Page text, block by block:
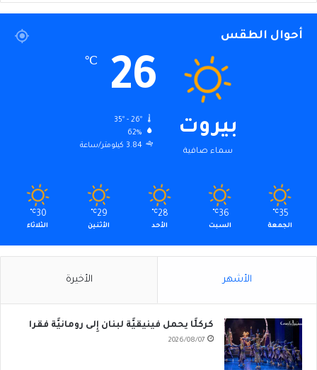
أحوال الطقس
بيروت
سماء صافية
26
℃
35º - 26º
62%
3.84 كيلومتر/ساعة
35
℃
الجمعة
36
℃
السبت
28
℃
الأحد
29
℃
الأثنين
30
℃
الثلاثاء
الأشهر الأخيرة
كركلَّا يحمل فينيقيَّة لبنان إِلى رومانيَّة فقرا
2026/08/07